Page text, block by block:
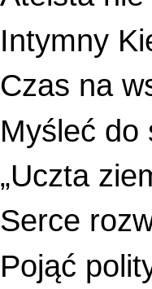
Intymny
Czas na
Myśleć do
„Uczta
Serce
Pojąć